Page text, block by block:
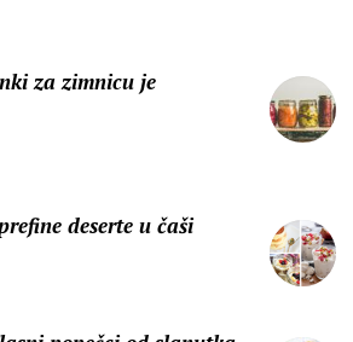
za zimnicu je
deserte u čaši